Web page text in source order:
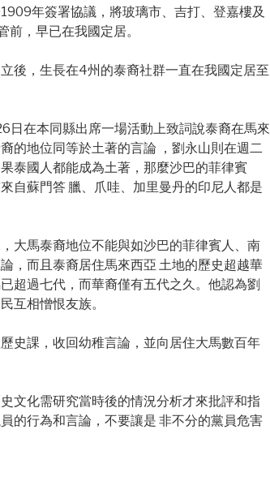
年簽署協議，將玻璃市、吉打、登嘉樓及
，早已在我國定居。
後，生長在4州的泰裔社群一直在我國定居至
日在本同縣出席一場活動上致詞說泰裔在馬來
的地位同等於土著的言論 ，劉永山則在週二
泰國人都能成為土著，那麼沙巴的菲律賓
自蘇門答 臘、爪哇、加里曼丹的印尼人都是
大馬泰裔地位不能與如沙巴的菲律賓人、南
，而且泰裔居住馬來西亞 土地的歷史超越華
超過七代，而華裔僅有五代之久。他認為劉
互相憎恨友族。
史課，收回幼稚言論，並向居住大馬數百年
文化需研究當時後的情況分析才來批評和指
的行為和言論，不要讓是 非不分的黨員危害